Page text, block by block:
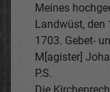
Meines
Landwüst, den
1703. Gebet-
M[agister]
P.S.
Die